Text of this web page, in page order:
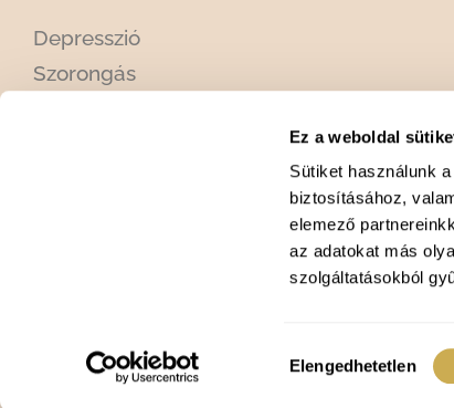
Ez a weboldal
Sütiket használunk
biztosításához,
elemező
az adatokat más
szolgáltatásokból
kiválasztása
Elengedhetetlen
Depresszió
Szorongás
Párkapcsolati problémák és szingliség
Menedzser betegségek: Stressz, burnout,